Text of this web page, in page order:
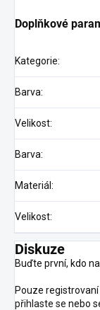
Doplňkové
Kategorie:
Barva:
Velikost:
Barva:
Materiál :
Velikost:
Diskuze
Buďte první, kdo
Pouze
přihlaste se nebo